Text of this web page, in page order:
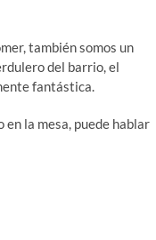
también somos un
del barrio, el
fantástica.
la mesa, puede hablar